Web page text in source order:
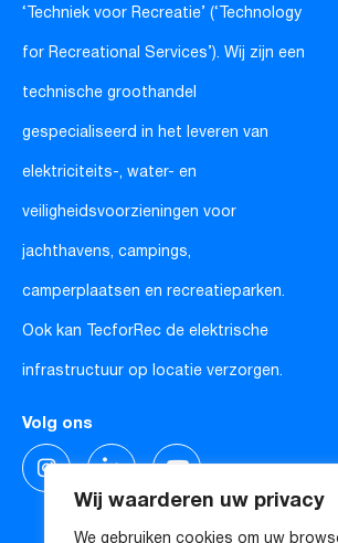
Wij waarderen uw privacy
‘Techniek voor Recreatie’ (‘Technology
for Recreational Services’). Wij zijn een
technische groothandel
gespecialiseerd in het leveren van
elektriciteits-, water- en
veiligheidsvoorzieningen voor
jachthavens, campings,
camperplaatsen en recreatieparken.
Ook kan TecforRec de elektrische
infrastructuur op locatie verzorgen.
Volg ons